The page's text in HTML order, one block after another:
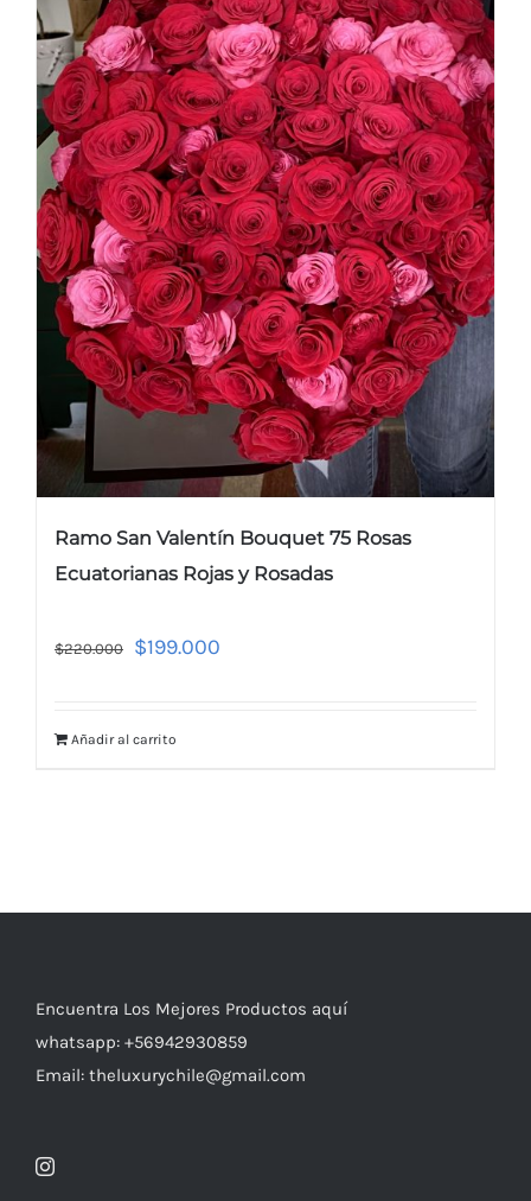
Ramo San Valentín Bouquet 75 Rosas
Ecuatorianas Rojas y Rosadas
$220.000 $199.000
Añadir al carrito
Encuentra Los Mejores Productos aquí
whatsapp: +56942930859
Email: theluxurychile@gmail.com